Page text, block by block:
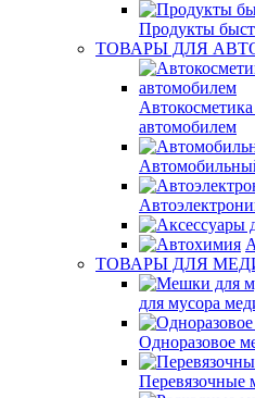
Продукты
ТОВАРЫ ДЛЯ
Автокосметика
автомобилем
ТОВАРЫ ДЛЯ
для мусора
Одноразовое
Перевязочные